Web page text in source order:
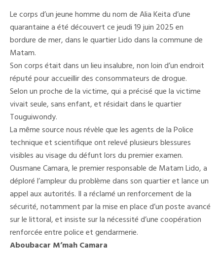
Découverte
D’un
Corps
À
Matam
Le corps d’un jeune homme du nom de Alia Keita d’une
quarantaine a été découvert ce jeudi 19 juin 2025 en
bordure de mer, dans le quartier Lido dans la commune de
Matam.
Son corps était dans un lieu insalubre, non loin d’un endroit
réputé pour accueillir des consommateurs de drogue.
Selon un proche de la victime, qui a précisé que la victime
vivait seule, sans enfant, et résidait dans le quartier
Touguiwondy.
La même source nous révèle que les agents de la Police
technique et scientifique ont relevé plusieurs blessures
visibles au visage du défunt lors du premier examen.
Ousmane Camara, le premier responsable de Matam Lido, a
déploré l’ampleur du problème dans son quartier et lance un
appel aux autorités. Il a réclamé un renforcement de la
sécurité, notamment par la mise en place d’un poste avancé
sur le littoral, et insiste sur la nécessité d’une coopération
renforcée entre police et gendarmerie.
Aboubacar M’mah Camara